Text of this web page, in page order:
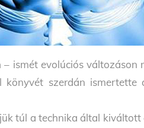
ismét evolúciós változáson
könyvét szerdán
túl a technika által